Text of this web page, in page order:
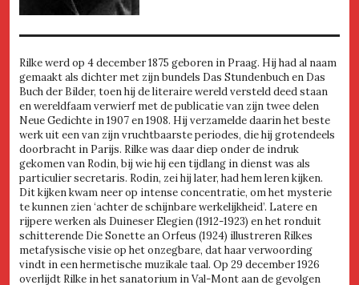
Rilke werd op 4 december 1875 geboren in Praag. Hij had al naam
gemaakt als dichter met zijn bundels Das Stundenbuch en Das
Buch der Bilder, toen hij de literaire wereld versteld deed staan
en wereldfaam verwierf met de publicatie van zijn twee delen
Neue Gedichte in 1907 en 1908. Hij verzamelde daarin het beste
werk uit een van zijn vruchtbaarste periodes, die hij grotendeels
doorbracht in Parijs. Rilke was daar diep onder de indruk
gekomen van Rodin, bij wie hij een tijdlang in dienst was als
particulier secretaris. Rodin, zei hij later, had hem leren kijken.
Dit kijken kwam neer op intense concentratie, om het mysterie
te kunnen zien ‘achter de schijnbare werkelijkheid’. Latere en
rijpere werken als Duineser Elegien (1912-1923) en het ronduit
schitterende Die Sonette an Orfeus (1924) illustreren Rilkes
metafysische visie op het onzegbare, dat haar verwoording
vindt in een hermetische muzikale taal. Op 29 december 1926
overlijdt Rilke in het sanatorium in Val-Mont aan de gevolgen